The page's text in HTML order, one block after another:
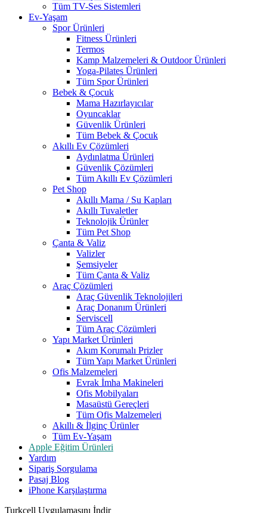
Tüm TV-Ses Sistemleri
Ev-Yaşam
Spor Ürünleri
Fitness Ürünleri
Termos
Kamp Malzemeleri & Outdoor Ürünleri
Yoga-Pilates Ürünleri
Tüm Spor Ürünleri
Bebek & Çocuk
Mama Hazırlayıcılar
Oyuncaklar
Güvenlik Ürünleri
Tüm Bebek & Çocuk
Akıllı Ev Çözümleri
Aydınlatma Ürünleri
Güvenlik Çözümleri
Tüm Akıllı Ev Çözümleri
Pet Shop
Akıllı Mama / Su Kapları
Akıllı Tuvaletler
Teknolojik Ürünler
Tüm Pet Shop
Çanta & Valiz
Valizler
Şemsiyeler
Tüm Çanta & Valiz
Araç Çözümleri
Araç Güvenlik Teknolojileri
Araç Donanım Ürünleri
Serviscell
Tüm Araç Çözümleri
Yapı Market Ürünleri
Akım Korumalı Prizler
Tüm Yapı Market Ürünleri
Ofis Malzemeleri
Evrak İmha Makineleri
Ofis Mobilyaları
Masaüstü Gereçleri
Tüm Ofis Malzemeleri
Akıllı & İlginç Ürünler
Tüm Ev-Yaşam
Apple Eğitim Ürünleri
Yardım
Sipariş Sorgulama
Pasaj Blog
iPhone Karşılaştırma
Turkcell Uygulamasını İndir